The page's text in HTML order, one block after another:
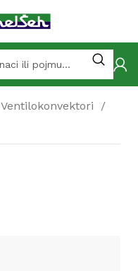
Ventilokonvektori